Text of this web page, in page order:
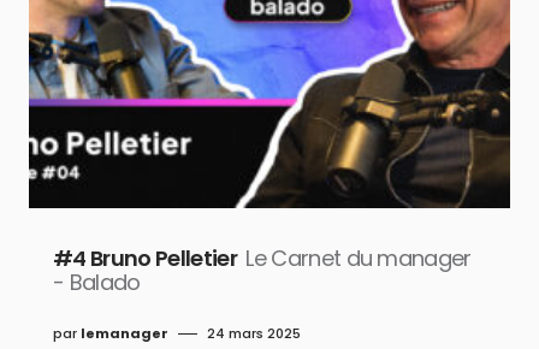
#4 Bruno Pelletier Le Carnet du manager
- Balado
par lemanager 24 mars 2025